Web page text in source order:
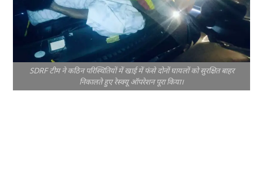
SDRF टीम ने कठिन परिस्थितियों में खाई में फंसे दोनों घायलों को सुरक्षित बाहर
निकालते हुए रेस्क्यू ऑपरेशन पूरा किया।